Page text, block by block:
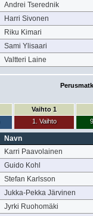
Andrei Tserednik
Harri Sivonen
Riku Kimari
Sami Ylisaari
Valtteri Laine
Vaihto 1
1. Vaihto
Navn
Karri Paavolainen
Guido Kohl
Stefan Karlsson
Jukka-Pekka Järvinen
Jyrki Ruohomäki